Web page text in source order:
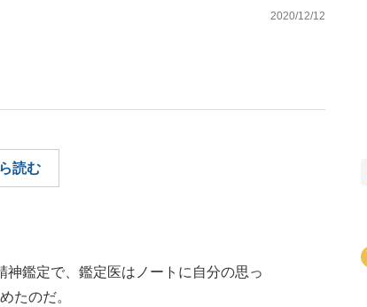
...
2020/12/12
読む
鑑定で、鑑定医はノートに自分の思っ
たのだ。